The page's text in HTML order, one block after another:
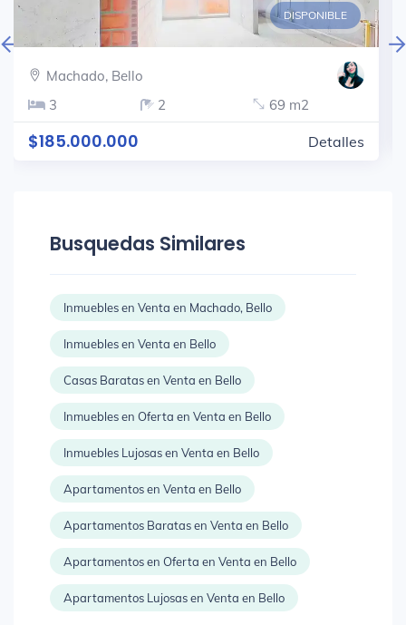
DISPONIBLE
Machado, Bello
3
2 69 m2
$185.000.000 Detalles
Busquedas Similares
Inmuebles en Venta en Machado, Bello
Inmuebles en Venta en Bello
Casas Baratas en Venta en Bello
Inmuebles en Oferta en Venta en Bello
Inmuebles Lujosas en Venta en Bello
Apartamentos en Venta en Bello
Apartamentos Baratas en Venta en Bello
Apartamentos en Oferta en Venta en Bello
Apartamentos Lujosas en Venta en Bello